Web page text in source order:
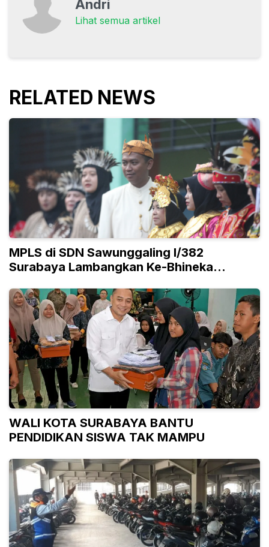
Andri
Lihat semua artikel
RELATED NEWS
MPLS di SDN Sawunggaling I/382
Surabaya Lambangkan Ke-Bhineka
WALI KOTA SURABAYA BANTU
PENDIDIKAN SISWA TAK MAMPU